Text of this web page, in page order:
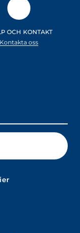
OCH KONTAKT
Kontakta oss